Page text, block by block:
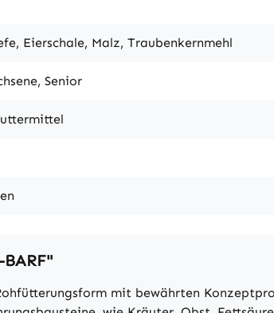
Eierschale, Malz, Traubenkernmehl
Senior
mit bewährten